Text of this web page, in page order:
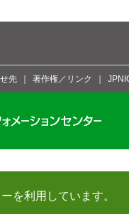
を利用しています。
先 著作権／リンク